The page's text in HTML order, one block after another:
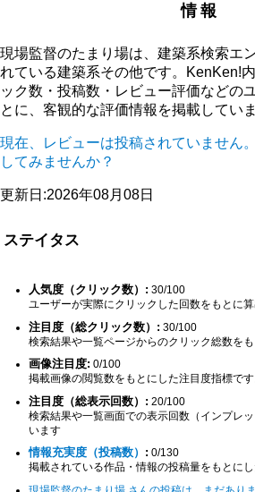
情報
現場監督のたまり場は、建築系検索エ
れている建築系その他です。KenKen!
ック数・投稿数・レビュー評価などの
とに、客観的な評価情報を掲載していま
現在、レビューは投稿されていません
してみませんか？
更新日:2026年08月08日
ステイタス
人気度（クリック数）: 30/100
ユーザーが実際にクリックした回数をもとに算
注目度（総クリック数）: 30/100
検索結果や一覧ページからのクリック総数をも
画像注目度: 0/100
掲載画像の閲覧数をもとにした注目度指標です
注目度（総表示回数）: 20/100
検索結果や一覧画面での表示回数（インプレ
います
情報充実度（投稿数） : 0/130
掲載されている作品・情報の投稿量をもとにし